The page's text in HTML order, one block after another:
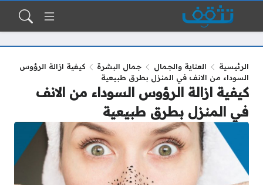
الرئيسية العناية والجمال جمال البشرة
كيفية ازالة الرؤوس
السوداء من الانف في المنزل بطرق طبيعية
كيفية ازالة الرؤوس السوداء من الانف
في المنزل بطرق طبيعية